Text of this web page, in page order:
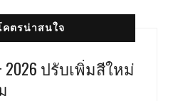
คตรน่าสนใจ
2026 ปรับเพิ่มสีใหม่